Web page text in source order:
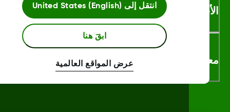
والشروط
اكثر
انتقل إلى United States (English)
ابقَ هنا
عرض المواقع العالمية